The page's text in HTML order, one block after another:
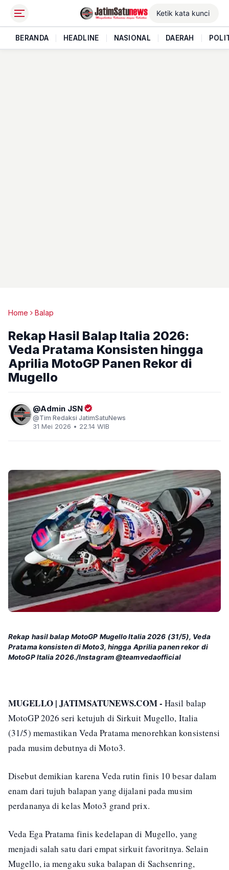
BERANDA HEADLINE NASIONAL DAERAH
Home Balap
Rekap Hasil Balap Italia 2026:
Veda Pratama Konsisten hingga
Aprilia MotoGP Panen Rekor di
Mugello
Admin JSN
Tim Redaksi JatimSatuNews
31 Mei 2026 • 22.14 WIB
Rekap hasil balap MotoGP Mugello Italia 2026 (31/5), Veda
Pratama konsisten di Moto3, hingga Aprilia panen rekor di
MotoGP Italia 2026./Instagram @teamvedaofficial
MUGELLO | JATIMSATUNEWS.COM - Hasil balap
MotoGP 2026 seri ketujuh di Sirkuit Mugello, Italia
(31/5) memastikan Veda Pratama menorehkan konsistensi
pada musim debutnya di Moto3.
Disebut demikian karena Veda rutin finis 10 besar dalam
enam dari tujuh balapan yang dijalani pada musim
perdananya di kelas Moto3 grand prix.
Veda Ega Pratama finis kedelapan di Mugello, yang
menjadi salah satu dari empat sirkuit favoritnya. Selain
Mugello, ia mengaku suka balapan di Sachsenring,